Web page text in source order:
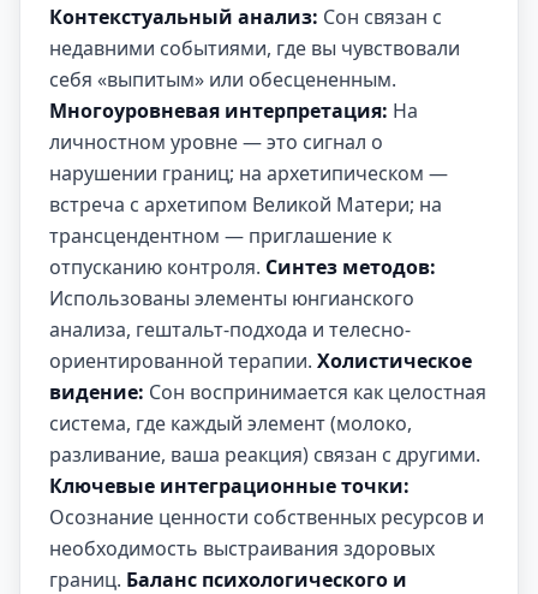
Контекстуальный анализ: Сон связан с
недавними событиями, где вы чувствовали
себя «выпитым» или обесцененным.
Многоуровневая интерпретация: На
личностном уровне — это сигнал о
нарушении границ; на архетипическом —
встреча с архетипом Великой Матери; на
трансцендентном — приглашение к
отпусканию контроля. Синтез методов:
Использованы элементы юнгианского
анализа, гештальт-подхода и телесно-
ориентированной терапии. Холистическое
видение: Сон воспринимается как целостная
система, где каждый элемент (молоко,
разливание, ваша реакция) связан с другими.
Ключевые интеграционные точки:
Осознание ценности собственных ресурсов и
необходимость выстраивания здоровых
границ. Баланс психологического и